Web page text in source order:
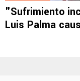
"Sufrimiento
Luis Palma